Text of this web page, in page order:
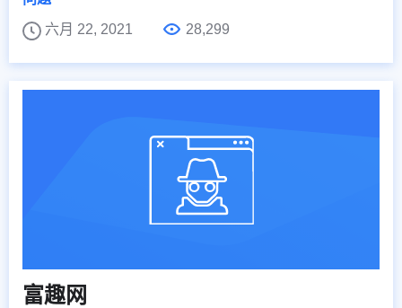
六月 22, 2021
28,299
富趣网